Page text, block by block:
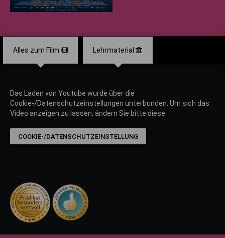
Alles zum Film Lehrmaterial
Das Laden von Youtube wurde über die
Cookie-/Datenschutzeinstellungen unterbunden. Um sich das
Video anzeigen zu lassen, ändern Sie bitte diese.
COOKIE-/DATENSCHUTZEINSTELLUNG